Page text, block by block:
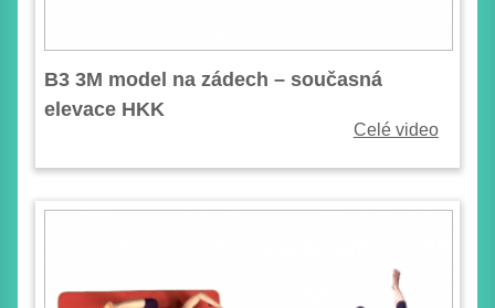
B3 3M model na zádech – současná
elevace HKK
Celé video